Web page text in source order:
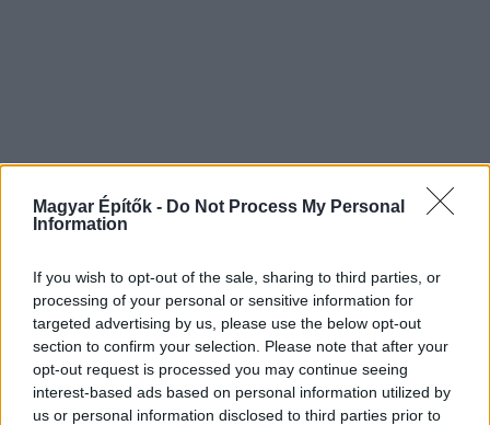
Magyar Építők - Do Not Process My Personal
Information
If you wish to opt-out of the sale, sharing to third parties, or
processing of your personal or sensitive information for
targeted advertising by us, please use the below opt-out
section to confirm your selection. Please note that after your
opt-out request is processed you may continue seeing
interest-based ads based on personal information utilized by
us or personal information disclosed to third parties prior to